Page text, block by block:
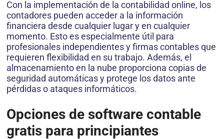
Con la implementación de la contabilidad online, los
contadores pueden acceder a la información
financiera desde cualquier lugar y en cualquier
momento. Esto es especialmente útil para
profesionales independientes y firmas contables que
requieren flexibilidad en su trabajo. Además, el
almacenamiento en la nube proporciona copias de
seguridad automáticas y protege los datos ante
pérdidas o ataques informáticos.
Opciones de software contable
gratis para principiantes